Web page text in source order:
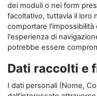
dei moduli o nei form
facoltativo, tuttavia il loro
comportare l'impossibilità
l'esperienza di
potrebbe essere
Dati raccolti e
I dati personali (Nome,